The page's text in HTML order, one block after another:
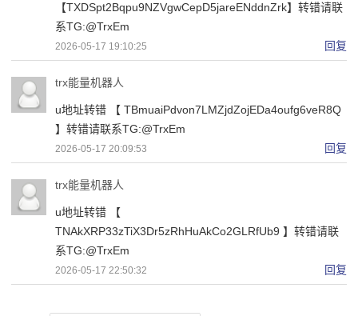
【TXDSpt2Bqpu9NZVgwCepD5jareENddnZrk】转错请联
系TG:@TrxEm
2026-05-17 19:10:25 回复
trx能量机器人
u地址转错 【 TBmuaiPdvon7LMZjdZojEDa4oufg6veR8Q
】转错请联系TG:@TrxEm
2026-05-17 20:09:53 回复
trx能量机器人
u地址转错 【
TNAkXRP33zTiX3Dr5zRhHuAkCo2GLRfUb9 】转错请联
系TG:@TrxEm
2026-05-17 22:50:32 回复